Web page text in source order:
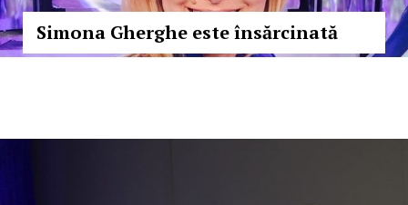
Simona Gherghe este însărcinată